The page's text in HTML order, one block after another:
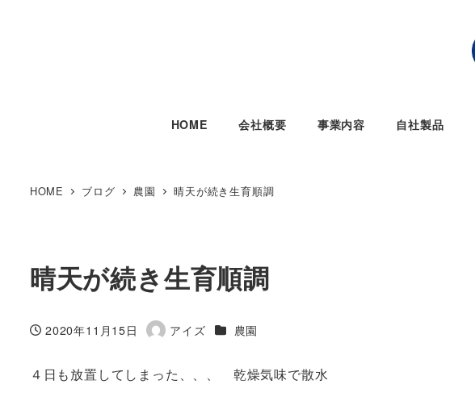
HOME 会社概要 事業内容 自社製品
HOME ブログ 農園 晴天が続き生育順調
晴天が続き生育順調
投稿日
2020年11月15日
著
アイズ カテゴリー
農園
４日も放置してしまった、、、 乾燥気味で散水